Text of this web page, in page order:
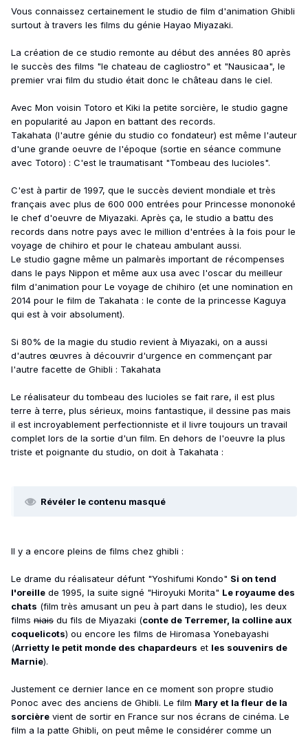
Vous connaissez certainement le studio de film d'animation Ghibli
surtout à travers les films du génie Hayao Miyazaki.
La création de ce studio remonte au début des années 80 après
le succès des films "le chateau de cagliostro" et "Nausicaa", le
premier vrai film du studio était donc le château dans le ciel.
Avec Mon voisin Totoro et Kiki la petite sorcière, le studio gagne
en popularité au Japon en battant des records.
Takahata (l'autre génie du studio co fondateur) est même l'auteur
d'une grande oeuvre de l'époque (sortie en séance commune
avec Totoro) : C'est le traumatisant "Tombeau des lucioles".
C'est à partir de 1997, que le succès devient mondiale et très
français avec plus de 600 000 entrées pour Princesse mononoké
le chef d'oeuvre de Miyazaki. Après ça, le studio a battu des
records dans notre pays avec le million d'entrées à la fois pour le
voyage de chihiro et pour le chateau ambulant aussi.
Le studio gagne même un palmarès important de récompenses
dans le pays Nippon et même aux usa avec l'oscar du meilleur
film d'animation pour Le voyage de chihiro (et une nomination en
2014 pour le film de Takahata : le conte de la princesse Kaguya
qui est à voir absolument).
Si 80% de la magie du studio revient à Miyazaki, on a aussi
d'autres œuvres à découvrir d'urgence en commençant par
l'autre facette de Ghibli : Takahata
Le réalisateur du tombeau des lucioles se fait rare, il est plus
terre à terre, plus sérieux, moins fantastique, il dessine pas mais
il est incroyablement perfectionniste et il livre toujours un travail
complet lors de la sortie d'un film. En dehors de l'oeuvre la plus
triste et poignante du studio, on doit à Takahata :
Révéler le contenu masqué
Il y a encore pleins de films chez ghibli :
Le drame du réalisateur défunt "Yoshifumi Kondo" Si on tend
l'oreille de 1995, la suite signé "Hiroyuki Morita" Le royaume des
chats (film très amusant un peu à part dans le studio), les deux
films niais du fils de Miyazaki (conte de Terremer, la colline aux
coquelicots) ou encore les films de Hiromasa Yonebayashi
(Arrietty le petit monde des chapardeurs et les souvenirs de
Marnie).
Justement ce dernier lance en ce moment son propre studio
Ponoc avec des anciens de Ghibli. Le film Mary et la fleur de la
sorcière vient de sortir en France sur nos écrans de cinéma. Le
film a la patte Ghibli, on peut même le considérer comme un